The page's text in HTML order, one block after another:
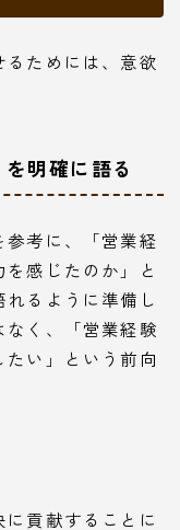
ためには、意欲
明確に語る
参考に、「営業経
感じたのか」と
るように準備し
なく、「営業経験
い」という前向
に貢献することに